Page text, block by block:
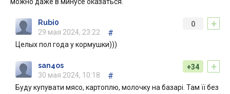
можно даже в минусе оказаться.
+
0
Rubi0
29 мая 2024, 23:22
#
Целых пол года у кормушки)))
+
+34
san4os
30 мая 2024, 10:18
#
Буду купувати мясо, картоплю, молочку на базарі. Там її без